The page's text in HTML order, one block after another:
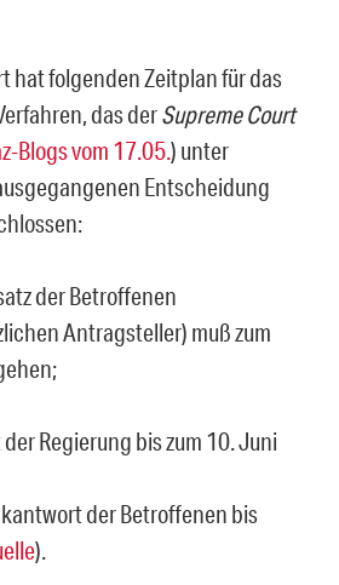
hat folgenden Zeitplan für das
das derSupreme Court
Blogs vom 17.05.) unter
Entscheidung
der Betroffenen
Antragsteller) muß zum
Regierung bis zum 10. Juni
der Betroffenen bis
).